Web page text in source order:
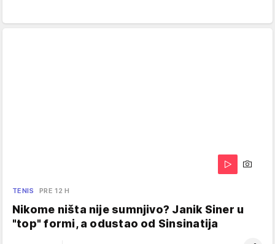
TENIS PRE 12 H
Nikome ništa nije sumnjivo? Janik Siner u
"top" formi, a odustao od Sinsinatija